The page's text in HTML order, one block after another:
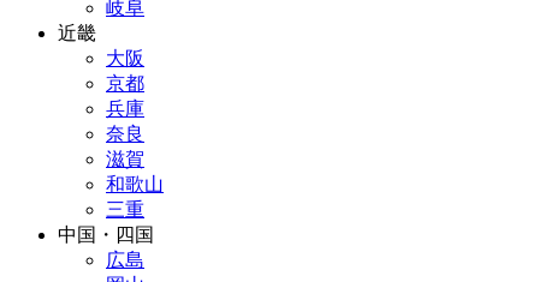
岐阜
近畿
大阪
京都
兵庫
奈良
滋賀
和歌山
三重
中国・四国
広島